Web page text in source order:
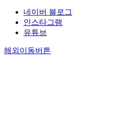
네이버 블로그
인스타그램
유튜브
해외이동버튼